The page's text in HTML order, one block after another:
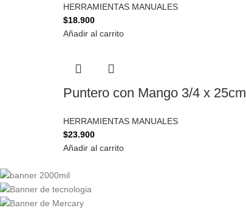
HERRAMIENTAS MANUALES
$18.900
Añadir al carrito
Puntero con Mango 3/4 x 25cm
HERRAMIENTAS MANUALES
$23.900
Añadir al carrito